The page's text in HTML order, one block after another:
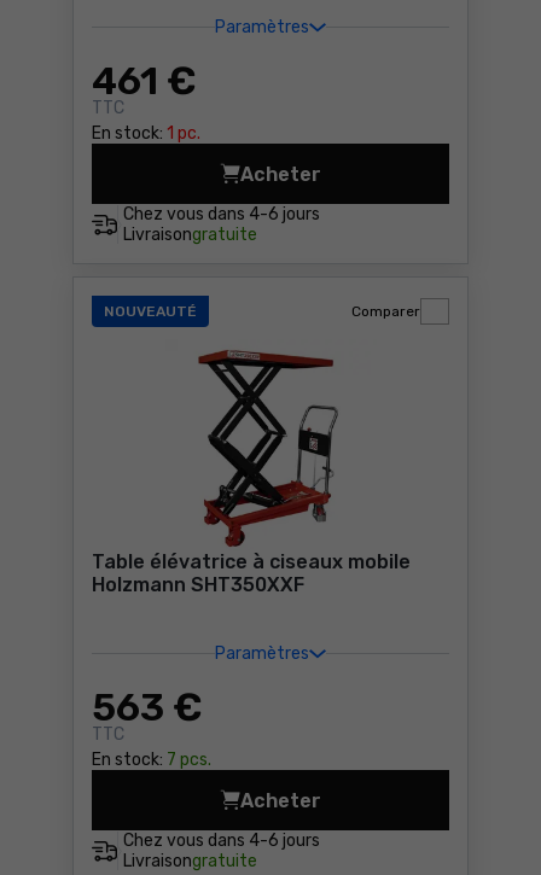
Paramètres
461 €
TTC
En stock: 1 pc.
Chez vous dans 4-6 jours
Livraisongratuite
Acheter
Table élévatrice à ciseaux
NOUVEAUTÉ
Table élévatrice à ciseaux mobile
Holzmann SHT350XXF
Paramètres
563 €
TTC
En stock: 7 pcs.
Comparer
Chez vous dans 4-6 jours
Livraisongratuite
Acheter
Table élévatrice à ciseaux